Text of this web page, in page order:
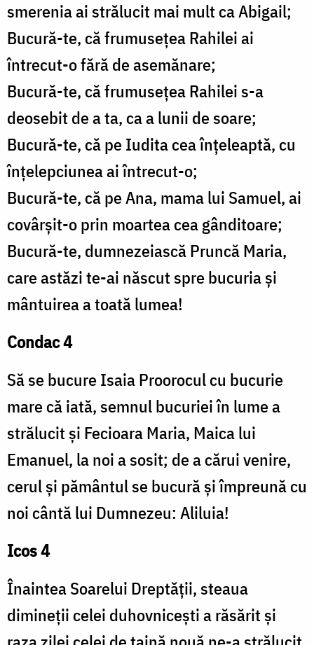
smerenia ai strălucit mai mult ca Abigail;
Bucură-te, că frumusețea Rahilei ai
întrecut-o fără de asemănare;
Bucură-te, că frumusețea Rahilei s-a
deosebit de a ta, ca a lunii de soare;
Bucură-te, că pe Iudita cea înțeleaptă, cu
înțelepciunea ai întrecut-o;
Bucură-te, că pe Ana, mama lui Samuel, ai
covârșit-o prin moartea cea gânditoare;
Bucură-te, dumnezeiască Pruncă Maria,
care astăzi te-ai născut spre bucuria și
mântuirea a toată lumea!
Condac 4
Să se bucure Isaia Proorocul cu bucurie
mare că iată, semnul bucuriei în lume a
strălucit și Fecioara Maria, Maica lui
Emanuel, la noi a sosit; de a cărui venire,
cerul și pământul se bucură și împreună cu
noi cântă lui Dumnezeu: Aliluia!
Icos 4
Înaintea Soarelui Dreptății, steaua
dimineții celei duhovnicești a răsărit și